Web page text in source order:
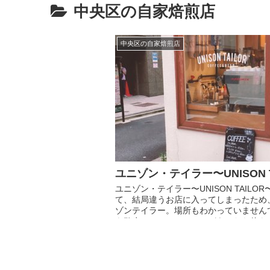
中央区の自家焙煎店
中央区の自家焙煎店
ユニゾン・テイラー〜UNISON
ユニゾン・テイラー〜UNISON TAILOR
て、結局違うお店に入ってしまったた
ゾンテイラー。場所もわかっていませ
を散歩していて、カフェがあったら休